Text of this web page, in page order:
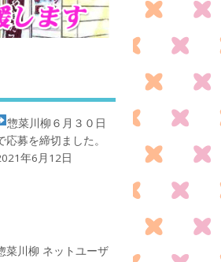
惣菜川柳 ６月３０日
応募を締切ました。
年6月12日
菜川柳 ネットユーザ